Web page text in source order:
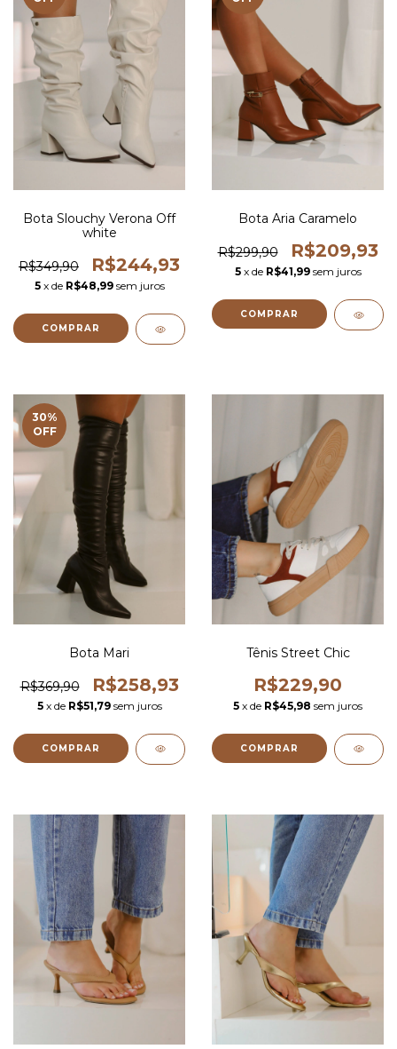
Bota Slouchy Verona Off
white
R$349,90 R$244,93
5 x de R$48,99 sem juros
COMPRAR
Bota Aria Caramelo
R$299,90 R$209,93
5 x de R$41,99 sem juros
COMPRAR
30%
OFF
Bota Mari
R$369,90 R$258,93
5 x de R$51,79 sem juros
COMPRAR
Tênis Street Chic
R$229,90
5 x de R$45,98 sem juros
COMPRAR